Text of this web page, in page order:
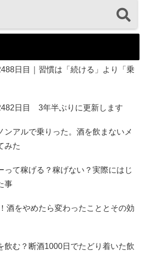
日目｜習慣は「続ける」より「乗
日目 3年半ぶりに更新します
ンアルで乗りった。酒を飲まないメ
みた
って稼げる？稼げない？実際にはじ
事
酒をやめたら変わったこととその効
飲む？断酒1000日でたどり着いた飲